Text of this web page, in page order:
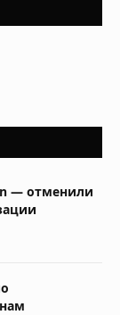
— отменили